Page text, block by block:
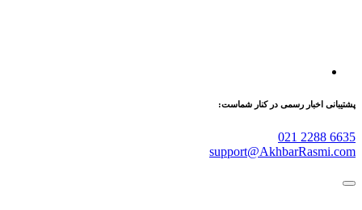
پشتیبانی اخبار رسمی در کنار شماست:
021 2288 6635
support@AkhbarRasmi.com